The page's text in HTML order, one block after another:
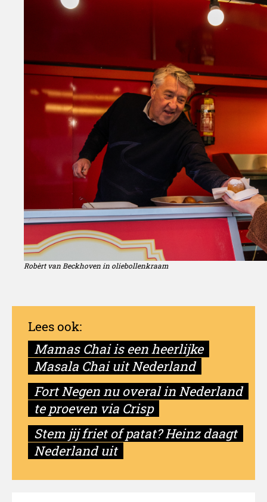
Waar verschijnt de
Robèrt van Beckhoven in oliebollenkraam
Mamas Chai is een heerlijke
Masala Chai uit Nederland
Fort Negen nu overal in Nederland
te proeven via Crisp
Stem jij friet of patat? Heinz daagt
Nederland uit